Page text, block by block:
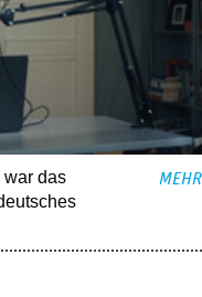
das
MEHR